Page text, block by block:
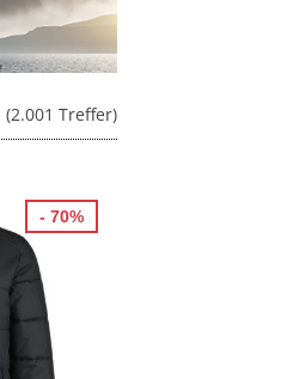
(2.001 Treffer)
- 70%